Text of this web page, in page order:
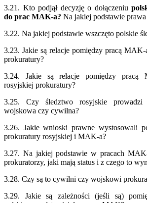
3.21. Kto podjął decyzję o dołączeniu
do prac MAK-a? Na jakiej podstawie
3.22. Na jakiej podstawie wszczęto polskie
3.23. Jakie są relacje pomiędzy pracą
prokuratury?
3.24. Jakie są relacje pomiędzy pracą
rosyjskiej prokuratury?
3.25. Czy śledztwo rosyjskie prowadzi
wojskowa czy cywilna?
3.26. Jakie wnioski prawne wystosowali
prokuratury rosyjskiej i MAK-a?
3.27. Na jakiej podstawie w pracach
prokuratorzy, jaki mają status i z czego to
3.28. Czy są to cywilni czy wojskowi
3.29. Jakie są zależności (jeśli są)